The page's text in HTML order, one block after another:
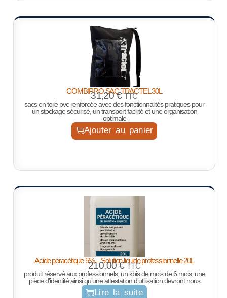
COMBIPRO SAC TRACTEL 30L
31,20€ TTC
sacs en toile pvc renforcée avec des fonctionnalités pratiques pour
un stockage sécurisé, un transport facilité et une organisation
optimale
Ajouter au panier
Acide peracétique 5% – Solution liquide professionnelle 20L
210,00€ TTC
produit réservé aux professionnels, un kbis de mois de 6 mois, une
pièce d'identité ainsi qu'une attestation d'utilisation devront nous
Lire la suite